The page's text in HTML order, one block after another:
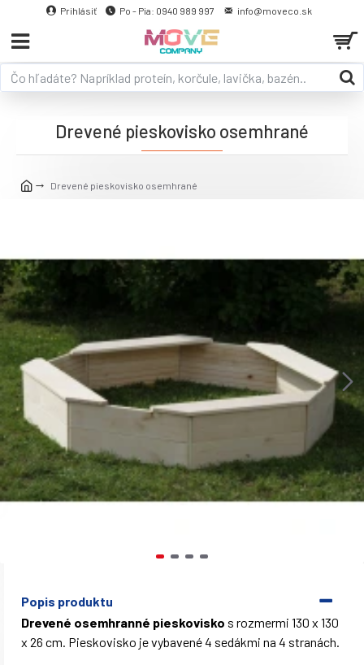
Prihlásiť Po - Pia: 0940 989 997 info@moveco.sk
Drevené pieskovisko osemhrané
Drevené pieskovisko osemhrané
Popis produktu
Drevené osemhranné pieskovisko s rozmermi 130 x 130
x 26 cm. Pieskovisko je vybavené 4 sedákmi na 4 stranách.